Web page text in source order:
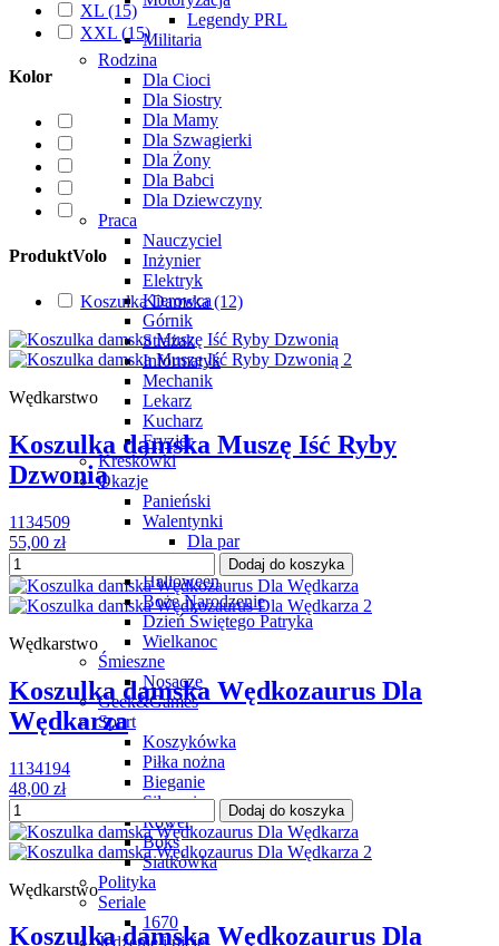
Legendy PRL
Militaria
Rodzina
Dla Cioci
Dla Siostry
Dla Mamy
Dla Szwagierki
Dla Żony
Dla Babci
Dla Dziewczyny
Praca
Nauczyciel
Inżynier
Elektryk
Kierowca
Górnik
Strażak
Informatyk
Mechanik
Lekarz
Kucharz
Fryzjer
Kreskówki
Okazje
Panieński
Walentynki
Dla par
Halloween
Boże Narodzenie
Dzień Świętego Patryka
Wielkanoc
Śmieszne
Nosacze
Geek&Games
Sport
Koszykówka
Piłka nożna
Bieganie
Siłownia
Rower
Boks
Siatkówka
Polityka
Seriale
1670
Jedzenie i picie
XL (15)
XXL (15)
Kolor
ProduktVolo
Koszulka Damska(12)
Wędkarstwo
Koszulka damska Muszę Iść Ryby
Dzwonią
1134509
55,00 zł
Dodaj do koszyka
Wędkarstwo
Koszulka damska Wędkozaurus Dla
Wędkarza
1134194
48,00 zł
Dodaj do koszyka
Wędkarstwo
Koszulka damska Wędkozaurus Dla